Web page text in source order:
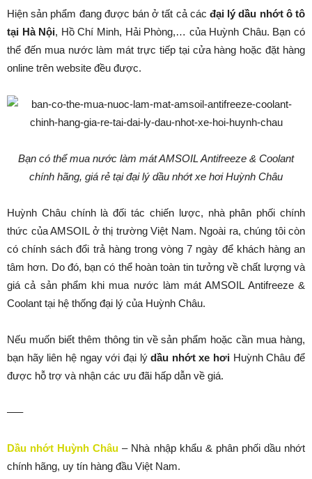
Hiện sản phẩm đang được bán ở tất cả các đại lý dầu nhớt ô tô
tại Hà Nội, Hồ Chí Minh, Hải Phòng,… của Huỳnh Châu. Bạn có
thể đến mua nước làm mát trực tiếp tại cửa hàng hoặc đặt hàng
online trên website đều được.
Bạn có thể mua nước làm mát AMSOIL Antifreeze & Coolant
chính hãng, giá rẻ tại đại lý dầu nhớt xe hơi Huỳnh Châu
Huỳnh Châu chính là đối tác chiến lược, nhà phân phối chính
thức của AMSOIL ở thị trường Việt Nam. Ngoài ra, chúng tôi còn
có chính sách đổi trả hàng trong vòng 7 ngày để khách hàng an
tâm hơn. Do đó, bạn có thể hoàn toàn tin tưởng về chất lượng và
giá cả sản phẩm khi mua nước làm mát AMSOIL Antifreeze &
Coolant tại hệ thống đại lý của Huỳnh Châu.
Nếu muốn biết thêm thông tin về sản phẩm hoặc cần mua hàng,
bạn hãy liên hệ ngay với đại lýdầu nhớt xe hơi Huỳnh Châu để
được hỗ trợ và nhận các ưu đãi hấp dẫn về giá.
—–
Dầu nhớt Huỳnh Châu – Nhà nhập khẩu & phân phối dầu nhớt
chính hãng, uy tín hàng đầu Việt Nam.